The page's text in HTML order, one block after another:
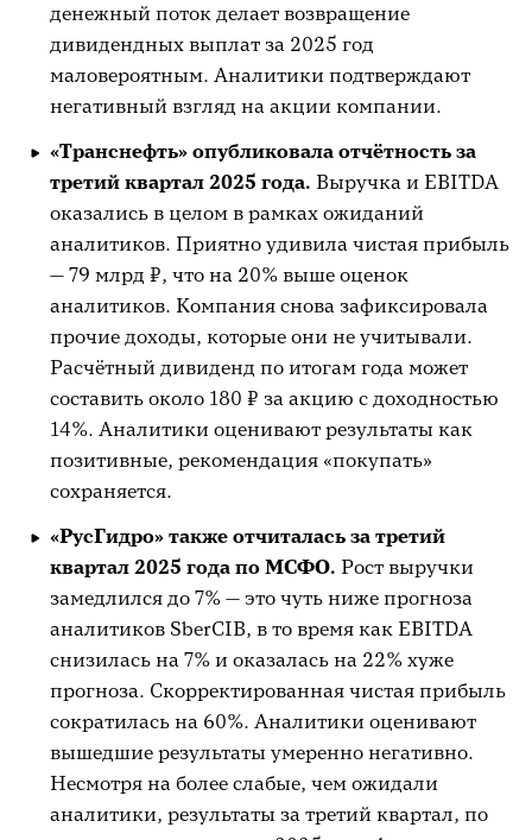
денежный поток делает возвращение
дивидендных выплат за 2025 год
маловероятным. Аналитики подтверждают
негативный взгляд на акции компании.
«Транснефть» опубликовала отчётность за
третий квартал 2025 года. Выручка и EBITDA
оказались в целом в рамках ожиданий
аналитиков. Приятно удивила чистая прибыль
— 79 млрд ₽, что на 20% выше оценок
аналитиков. Компания снова зафиксировала
прочие доходы, которые они не учитывали.
Расчётный дивиденд по итогам года может
составить около 180 ₽ за акцию с доходностью
14%. Аналитики оценивают результаты как
позитивные, рекомендация «покупать»
сохраняется.
«РусГидро» также отчиталась за третий
квартал 2025 года по МСФО. Рост выручки
замедлился до 7% — это чуть ниже прогноза
аналитиков SberCIB, в то время как EBITDA
снизилась на 7% и оказалась на 22% хуже
прогноза. Скорректированная чистая прибыль
сократилась на 60%. Аналитики оценивают
вышедшие результаты умеренно негативно.
Несмотря на более слабые, чем ожидали
аналитики, результаты за третий квартал, по